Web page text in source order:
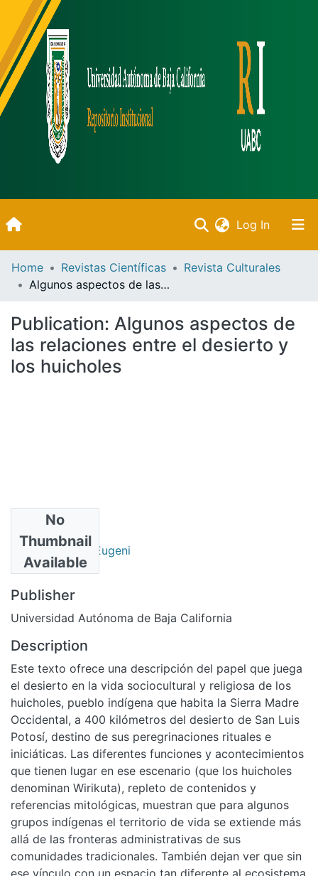
Log In(current)
Inicio
Communities & Collections
All of DSpace
Statistics
Home Revistas Científicas
Revista Culturales
Algunos aspectos de las relaciones entre el desierto y los huicholes
Publication: Algunos aspectos de
las relaciones entre el desierto y
los huicholes
No
Thumbnail
Available
Authors
Porras Carrillo, Eugeni
Publisher
Universidad Autónoma de Baja California
Description
Este texto ofrece una descripción del papel que juega
el desierto en la vida sociocultural y religiosa de los
huicholes, pueblo indígena que habita la Sierra Madre
Occidental, a 400 kilómetros del desierto de San Luis
Potosí, destino de sus peregrinaciones rituales e
iniciáticas. Las diferentes funciones y acontecimientos
que tienen lugar en ese escenario (que los huicholes
denominan Wirikuta), repleto de contenidos y
referencias mitológicas, muestran que para algunos
grupos indígenas el territorio de vida se extiende más
allá de las fronteras administrativas de sus
comunidades tradicionales. También dejan ver que sin
ese vínculo con un espacio tan diferente al ecosistema